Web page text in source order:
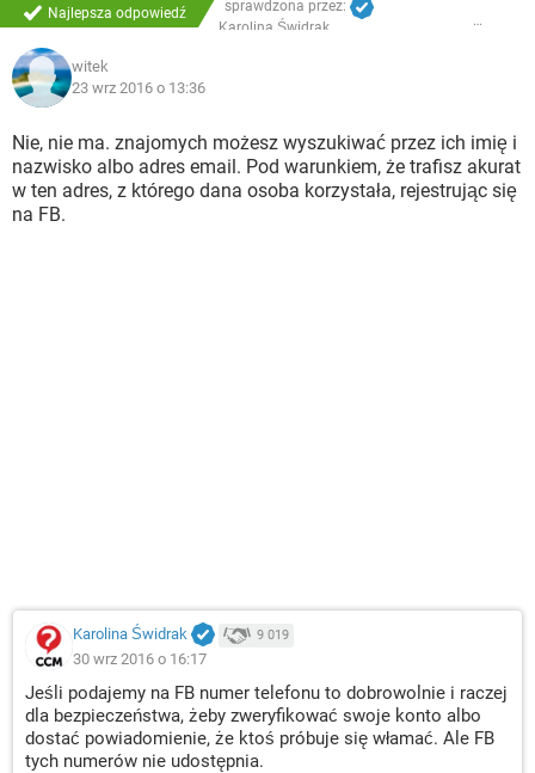
Najlepsza odpowiedź
sprawdzona przez:
Karolina Świdrak
witek
23 wrz 2016 o 13:36
Nie, nie ma. znajomych możesz wyszukiwać przez ich imię i
nazwisko albo adres email. Pod warunkiem, że trafisz akurat
w ten adres, z którego dana osoba korzystała, rejestrując się
na FB.
Karolina Świdrak 9 019
30 wrz 2016 o 16:17
Jeśli podajemy na FB numer telefonu to dobrowolnie i raczej
dla bezpieczeństwa, żeby zweryfikować swoje konto albo
dostać powiadomienie, że ktoś próbuje się włamać. Ale FB
tych numerów nie udostępnia.